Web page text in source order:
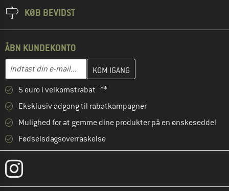
KØB BEVIDST
ÅBN KUNDEKONTO
E-mail-adresse
Indtast din e-mailadresse her, og opret i næste trin din
5 euro i velkomstrabat **
Eksklusiv adgang til rabatkampagner
Mulighed for at gemme dine produkter på en ønskeseddel
Fødselsdagsoverraskelse